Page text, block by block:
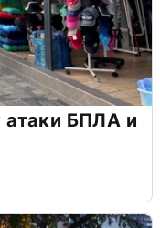
атаки БПЛА и